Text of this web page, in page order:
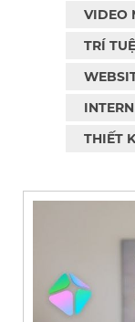
VIDEO
TRÍ
THIẾT